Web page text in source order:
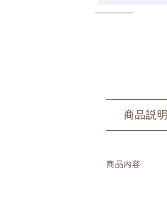
商品説明
商品内容